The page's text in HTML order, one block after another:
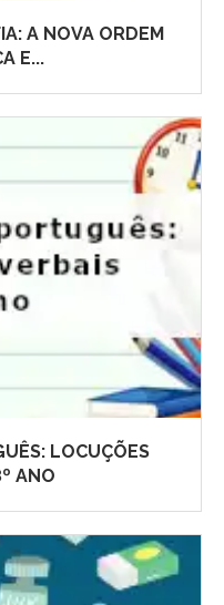
A NOVA ORDEM
E...
LOCUÇÕES
ANO